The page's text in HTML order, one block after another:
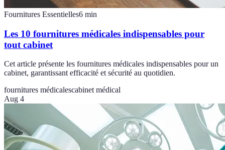
Fournitures Essentielles6 min
Les 10 fournitures médicales indispensables pour
tout cabinet
Cet article présente les fournitures médicales indispensables pour un
cabinet, garantissant efficacité et sécurité au quotidien.
fournitures médicalescabinet médical
Aug 4